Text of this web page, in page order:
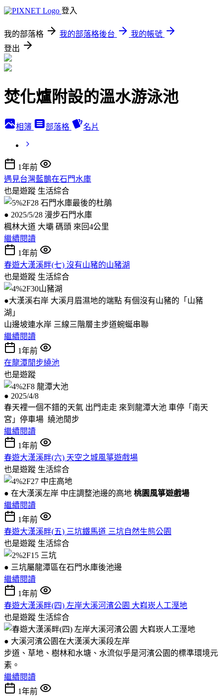
登入
我的部落格 我的部落格後台
我的帳號
登出
焚化爐附設的溫水游泳池
相簿 部落格 名片
1年前
遇見台灣藍鵲在石門水庫
也是遊蹤 生活綜合
● 2025/5/28 漫步石門水庫
楓林大道 大壩 碼頭 來回4公里
繼續閱讀
1年前
春遊大漢溪畔(七) 沒有山豬的山豬湖
也是遊蹤 生活綜合
●大漢溪右岸 大溪月眉濕地的端點 有個沒有山豬的「山豬
湖」
山邊坡連水岸 三線三階層主步道蜿蜒串聯
繼續閱讀
1年前
在龍潭閒步繞池
也是遊蹤
● 2025/4/8
春天裡一個不錯的天氣 出門走走 來到龍潭大池 車停「南天
宮」停車場 繞池閒步
繼續閱讀
1年前
春遊大漢溪畔(六) 天空之城風箏遊戲場
也是遊蹤 生活綜合
● 在大漢溪左岸 中庄調整池邊的高地 桃園風箏遊戲場
繼續閱讀
1年前
春遊大漢溪畔(五) 三坑鐵馬道 三坑自然生態公園
也是遊蹤 生活綜合
● 三坑屬龍潭區在石門水庫後池邊
繼續閱讀
1年前
春遊大漢溪畔(四) 左岸大溪河濱公園 大嵙崁人工溼地
也是遊蹤 生活綜合
● 大溪河濱公園在大漢溪大溪段左岸
步道、草地、樹林和水塘、水流似乎是河濱公園的標準環境元
素。
繼續閱讀
1年前